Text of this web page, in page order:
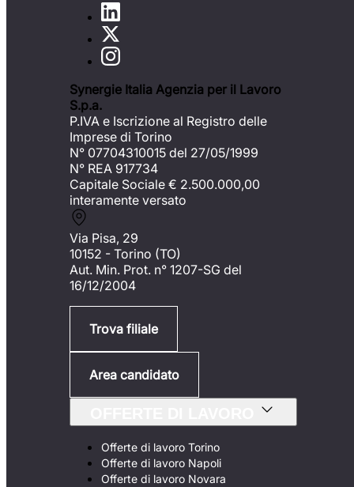
Synergie Italia Agenzia per il Lavoro
S.p.a.
P.IVA e Iscrizione al Registro delle
Imprese di Torino
N° 07704310015 del 27/05/1999
N° REA 917734
Capitale Sociale € 2.500.000,00
interamente versato
Via Pisa, 29
10152 - Torino (TO)
Aut. Min. Prot. n° 1207-SG del
16/12/2004
Trova filiale
Area candidato
Offerte di lavoro Torino
Offerte di lavoro Napoli
Offerte di lavoro Novara